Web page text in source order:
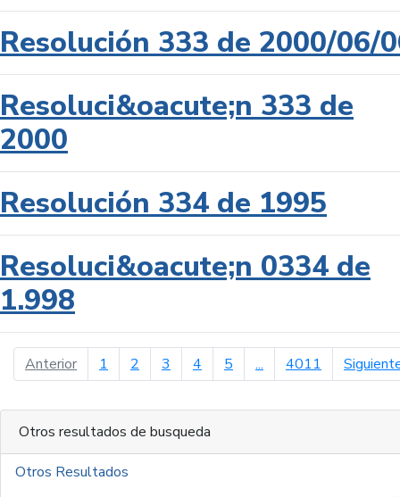
Resolución 333 de 2000/06/
Resoluci&oacute;n 333 de
2000
Resolución 334 de 1995
Resoluci&oacute;n 0334 de
1.998
Anteriorpágina anterior
1 2 3 4 5 ... 4011
Otros resultados de busqueda
Otros Resultados